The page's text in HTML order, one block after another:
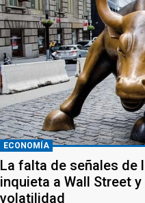
ECONOMÍA
La falta de señales de
inquieta a Wall Street
volatilidad